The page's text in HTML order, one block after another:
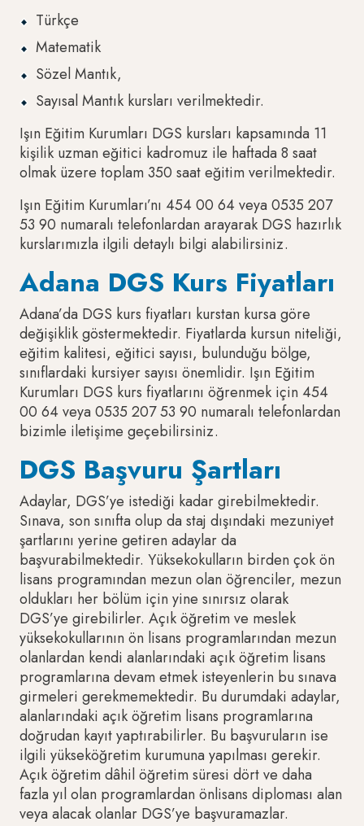
Türkçe
Matematik
Sözel Mantık,
Sayısal Mantık kursları verilmektedir.
Işın Eğitim Kurumları DGS kursları kapsamında 11
kişilik uzman eğitici kadromuz ile haftada 8 saat
olmak üzere toplam 350 saat eğitim verilmektedir.
Işın Eğitim Kurumları’nı 454 00 64 veya 0535 207
53 90 numaralı telefonlardan arayarak DGS hazırlık
kurslarımızla ilgili detaylı bilgi alabilirsiniz.
Adana DGS Kurs Fiyatları
Adana’da DGS kurs fiyatları kurstan kursa göre
değişiklik göstermektedir. Fiyatlarda kursun niteliği,
eğitim kalitesi, eğitici sayısı, bulunduğu bölge,
sınıflardaki kursiyer sayısı önemlidir. Işın Eğitim
Kurumları DGS kurs fiyatlarını öğrenmek için 454
00 64 veya 0535 207 53 90 numaralı telefonlardan
bizimle iletişime geçebilirsiniz.
DGS Başvuru Şartları
Adaylar, DGS’ye istediği kadar girebilmektedir.
Sınava, son sınıfta olup da staj dışındaki mezuniyet
şartlarını yerine getiren adaylar da
başvurabilmektedir. Yüksekokulların birden çok ön
lisans programından mezun olan öğrenciler, mezun
oldukları her bölüm için yine sınırsız olarak
DGS’ye girebilirler. Açık öğretim ve meslek
yüksekokullarının ön lisans programlarından mezun
olanlardan kendi alanlarındaki açık öğretim lisans
programlarına devam etmek isteyenlerin bu sınava
girmeleri gerekmemektedir. Bu durumdaki adaylar,
alanlarındaki açık öğretim lisans programlarına
doğrudan kayıt yaptırabilirler. Bu başvuruların ise
ilgili yükseköğretim kurumuna yapılması gerekir.
Açık öğretim dâhil öğretim süresi dört ve daha
fazla yıl olan programlardan önlisans diploması alan
veya alacak olanlar DGS’ye başvuramazlar.